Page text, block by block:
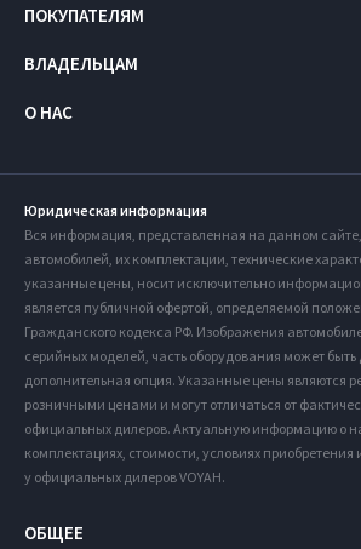
ПОКУПАТЕЛЯМ
ВЛАДЕЛЬЦАМ
О НАС
Юридическая информация
Вся информация, представленная на данном
автомобилей, их комплектации, технические
указанные цены, носит исключительно
является публичной офертой, определяемой
Гражданского кодекса РФ. Изображения
серийных моделей, часть оборудования может быть
дополнительная опция. Указанные цены являются
розничными ценами и могут отличаться от
официальных дилеров. Актуальную информацию о
комплектациях, стоимости, условиях
у официальных дилеров VOYAH.
ОБЩЕЕ